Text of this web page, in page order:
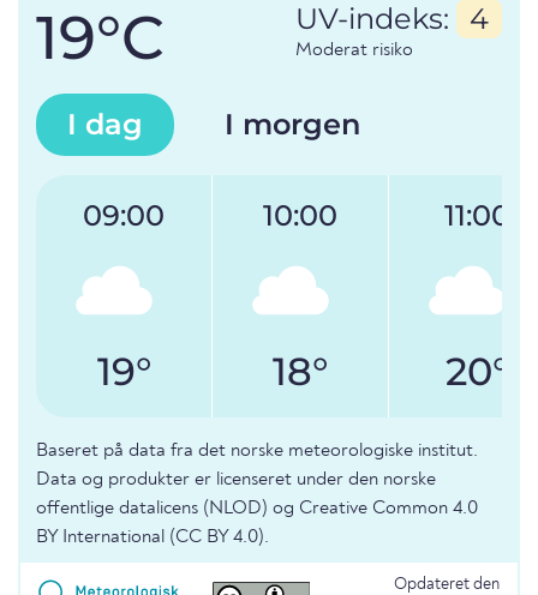
19°C UV-indeks: 4
Moderat risiko
I dag I morgen
09:00
19°
10:00
18°
11:00
20°
Baseret på data fra det norske meteorologiske institut.
Data og produkter er licenseret under den norske
offentlige datalicens (NLOD) og Creative Common 4.0
BY International (CC BY 4.0).
Opdateret den